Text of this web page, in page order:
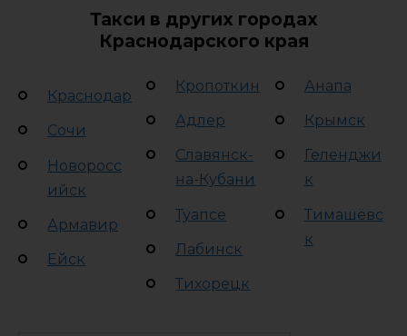
Такси в других городах
Краснодарского края
Краснодар
Сочи
Новоросс
ийск
Армавир
Ейск
Кропоткин
Адлер
Славянск-
на-Кубани
Туапсе
Лабинск
Тихорецк
Анапа
Крымск
Геленджи
к
Тимашёвс
к